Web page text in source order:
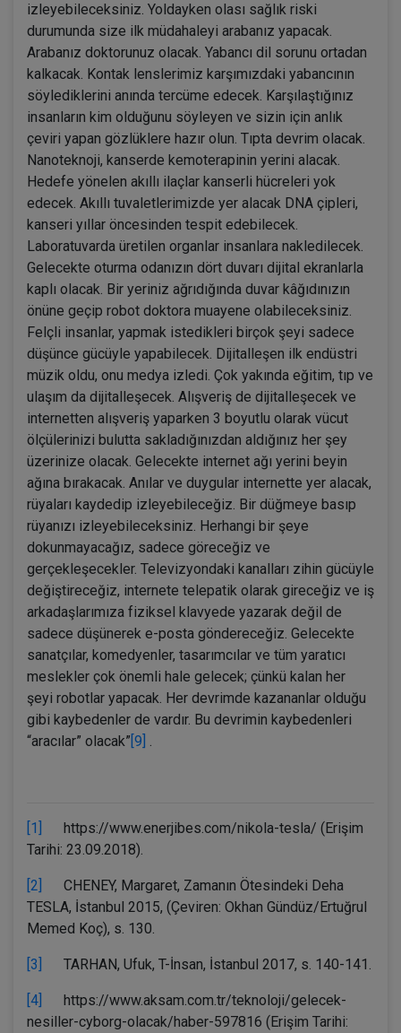
izleyebileceksiniz. Yoldayken olası sağlık riski
durumunda size ilk müdahaleyi arabanız yapacak.
Arabanız doktorunuz olacak. Yabancı dil sorunu ortadan
kalkacak. Kontak lenslerimiz karşımızdaki yabancının
söylediklerini anında tercüme edecek. Karşılaştığınız
insanların kim olduğunu söyleyen ve sizin için anlık
çeviri yapan gözlüklere hazır olun. Tıpta devrim olacak.
Nanoteknoji, kanserde kemoterapinin yerini alacak.
Hedefe yönelen akıllı ilaçlar kanserli hücreleri yok
edecek. Akıllı tuvaletlerimizde yer alacak DNA çipleri,
kanseri yıllar öncesinden tespit edebilecek.
Laboratuvarda üretilen organlar insanlara nakledilecek.
Gelecekte oturma odanızın dört duvarı dijital ekranlarla
kaplı olacak. Bir yeriniz ağrıdığında duvar kâğıdınızın
önüne geçip robot doktora muayene olabileceksiniz.
Felçli insanlar, yapmak istedikleri birçok şeyi sadece
düşünce gücüyle yapabilecek. Dijitalleşen ilk endüstri
müzik oldu, onu medya izledi. Çok yakında eğitim, tıp ve
ulaşım da dijitalleşecek. Alışveriş de dijitalleşecek ve
internetten alışveriş yaparken 3 boyutlu olarak vücut
ölçülerinizi bulutta sakladığınızdan aldığınız her şey
üzerinize olacak. Gelecekte internet ağı yerini beyin
ağına bırakacak. Anılar ve duygular internette yer alacak,
rüyaları kaydedip izleyebileceğiz. Bir düğmeye basıp
rüyanızı izleyebileceksiniz. Herhangi bir şeye
dokunmayacağız, sadece göreceğiz ve
gerçekleşecekler. Televizyondaki kanalları zihin gücüyle
değiştireceğiz, internete telepatik olarak gireceğiz ve iş
arkadaşlarımıza fiziksel klavyede yazarak değil de
sadece düşünerek e-posta göndereceğiz. Gelecekte
sanatçılar, komedyenler, tasarımcılar ve tüm yaratıcı
meslekler çok önemli hale gelecek; çünkü kalan her
şeyi robotlar yapacak. Her devrimde kazananlar olduğu
gibi kaybedenler de vardır. Bu devrimin kaybedenleri
“aracılar” olacak” [9] .
[1]
https://www.enerjibes.com/nikola-tesla/ (Erişim
Tarihi: 23.09.2018).
[2]
CHENEY, Margaret, Zamanın Ötesindeki Deha
TESLA, İstanbul 2015, (Çeviren: Okhan Gündüz/Ertuğrul
Memed Koç), s. 130.
[3] TARHAN, Ufuk, T-İnsan, İstanbul 2017, s. 140-141.
[4]
https://www.aksam.com.tr/teknoloji/gelecek-
nesiller-cyborg-olacak/haber-597816 (Erişim Tarihi: